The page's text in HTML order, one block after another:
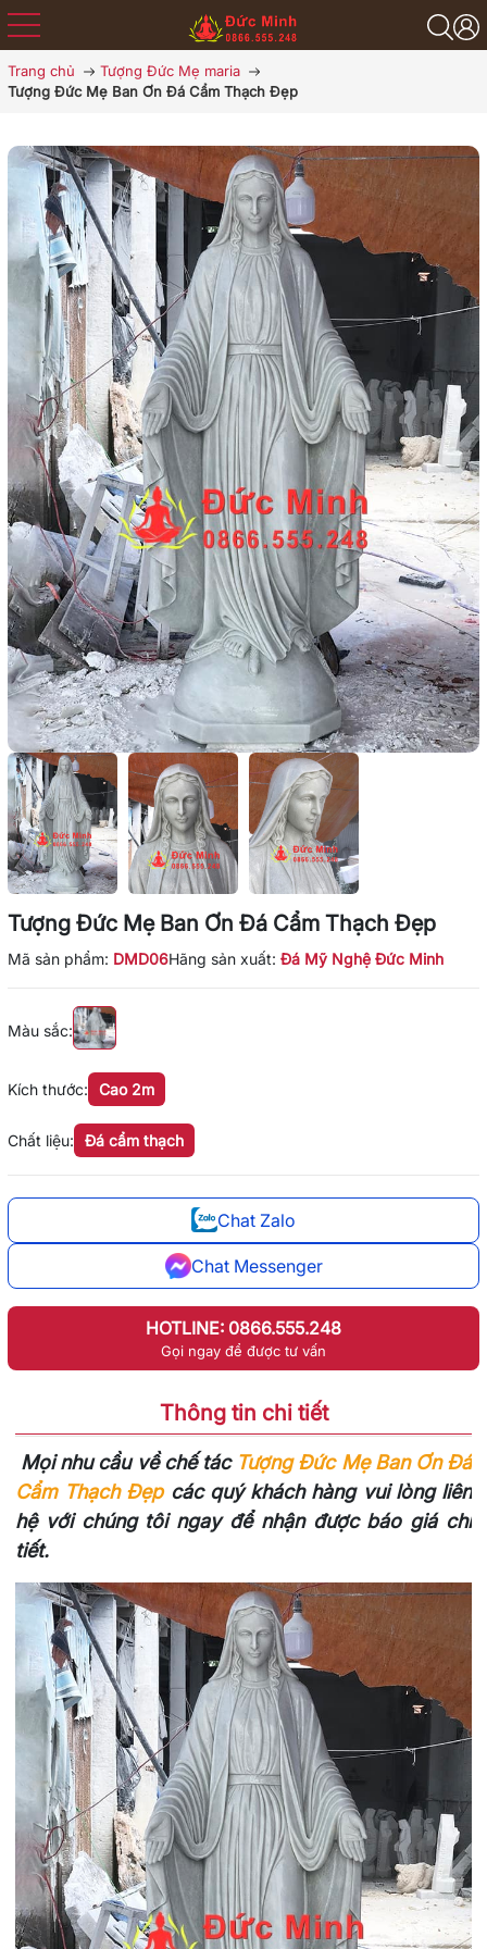
Trang chủ
Tượng Đức Mẹ maria
Tượng Đức Mẹ Ban Ơn Đá Cẩm Thạch Đẹp
Tượng Đức Mẹ Ban Ơn Đá Cẩm Thạch Đẹp
Mã sản phẩm: DMD06Hãng sản xuất: Đá Mỹ Nghệ Đức Minh
Kích thước: Cao 2m
Màu sắc:
Chất liệu: Đá cẩm thạch
Chat Zalo
Chat Messenger
HOTLINE: 0866.555.248
Gọi ngay để được tư vấn
Thông tin chi tiết
Mọi nhu cầu về chế tác Tượng Đức Mẹ Ban Ơn Đá
Cẩm Thạch Đẹp các quý khách hàng vui lòng liên
hệ với chúng tôi ngay để nhận được báo giá chi
tiết.